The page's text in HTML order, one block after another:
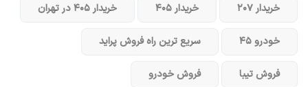
خریدار ۲۰۷ خریدار ۴۰۵ خریدار ۴۰۵ در تهران
خودرو ۴۵ سریع ترین راه فروش پراید
فروش تیبا فروش خودرو